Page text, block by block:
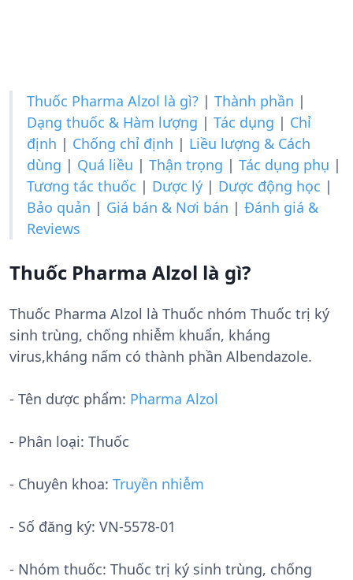
Thuốc Pharma Alzol là gì? | Thành phần |
Dạng thuốc & Hàm lượng | Tác dụng | Chỉ
định | Chống chỉ định | Liều lượng & Cách
dùng | Quá liều | Thận trọng | Tác dụng phụ |
Tương tác thuốc | Dược lý | Dược động học |
Bảo quản | Giá bán & Nơi bán | Đánh giá &
Reviews
Thuốc Pharma Alzol là gì?
Thuốc Pharma Alzol là Thuốc nhóm Thuốc trị ký
sinh trùng, chống nhiễm khuẩn, kháng
virus,kháng nấm có thành phần Albendazole.
- Tên dược phẩm: Pharma Alzol
- Phân loại: Thuốc
- Chuyên khoa: Truyền nhiễm
- Số đăng ký: VN-5578-01
- Nhóm thuốc: Thuốc trị ký sinh trùng, chống